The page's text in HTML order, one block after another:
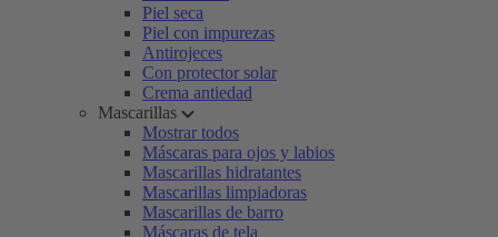
Piel seca
Piel con impurezas
Antirojeces
Con protector solar
Crema antiedad
Mascarillas
Mostrar todos
Máscaras para ojos y labios
Mascarillas hidratantes
Mascarillas limpiadoras
Mascarillas de barro
Máscaras de tela